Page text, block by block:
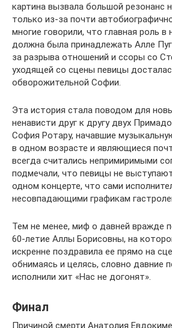
картина вызвала большой резонанс
только из-за почти
многие говорили, что главная роль в
должна была принадлежать Алле
за разрыва отношений и ссоры со
уходящей со сцены певицы
обворожительной Софии.
Эта история стала поводом для
ненависти друг к другу двух
София Ротару, начавшие
в одном возрасте и являющиеся
всегда считались непримиримыми
подмечали, что певицы не
одном концерте, что сами
несовпадающими графикам
Тем не менее, миф о давней вражде
60-летие Аллы Борисовны, на
искренне поздравила ее прямо на
обнимаясь и целясь, словно давние
исполнили хит «Нас не догонят».
Финал
Причиной смерти Анатолия